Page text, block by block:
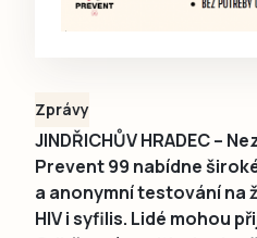
Zprávy
JINDŘICHŮV HRADEC –
Prevent 99 nabídne
a anonymní testování na
HIV i syfilis. Lidé mohou